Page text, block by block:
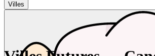
Villes